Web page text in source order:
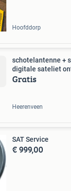
Hoofddorp
schotelantenne +
digitale sateliet
Gratis
Heerenveen
SAT Service
€ 999,00